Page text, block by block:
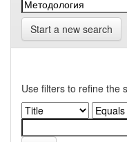
Start a new search
Use filters to refine the